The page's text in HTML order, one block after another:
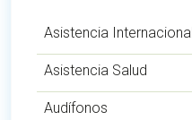
Asistencia Internacional
Asistencia Salud
Audífonos